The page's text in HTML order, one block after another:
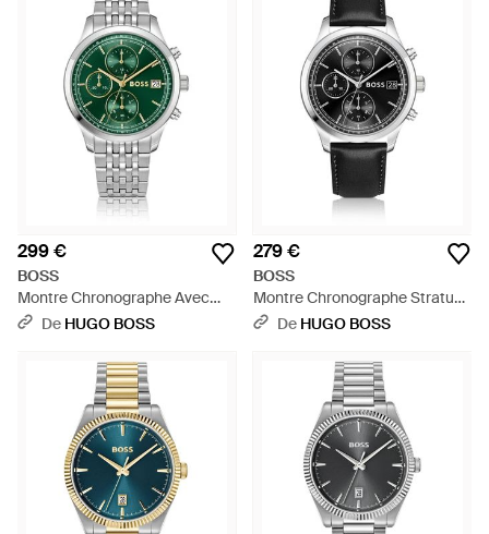
299 €
BOSS
Montre Chronographe Avec
Cadran Vert Stratus Et Bracelet
De HUGO BOSS
279 €
BOSS
Montre Chronographe Stratus
Avec Bracelet En Cuir - Noir
De HUGO BOSS